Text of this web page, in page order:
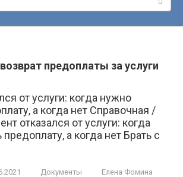
предоплаты за услуги
от услуги: когда нужно
а когда нет Справочная /
отказался от услуги: когда
а когда нет Брать с
Документы Елена Фомина